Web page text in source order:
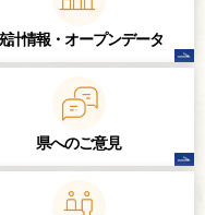
計情報・ オープンデータ
県へのご意見